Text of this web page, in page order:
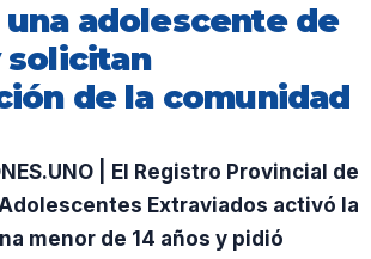
una adolescente de
solicitan
de la comunidad
| El Registro Provincial de
Extraviados activó la
menor de 14 años y pidió